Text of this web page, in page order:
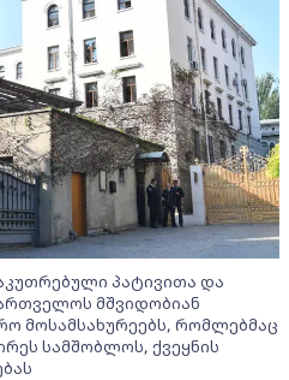
პატივითა და
მშვიდობიან
მოსამსახურეებს, რომლებმაც
სამშობლოს, ქვეყნის